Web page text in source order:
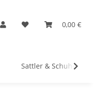
0,00 €
Sattler & Schuhe